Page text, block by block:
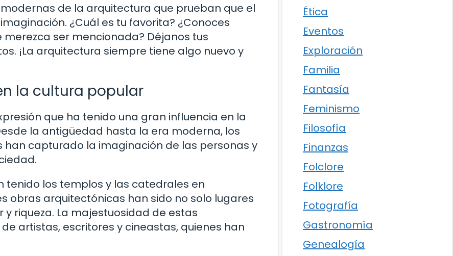
de la arquitectura que prueban que el
¿Cuál es tu favorita? ¿Conoces
ser mencionada? Déjanos tus
¡La arquitectura siempre tiene algo nuevo y
la cultura popular
que ha tenido una gran influencia en la
la antigüedad hasta la era moderna, los
capturado la imaginación de las personas y
tenido los templos y las catedrales en
obras arquitectónicas han sido no solo lugares
riqueza. La majestuosidad de estas
artistas, escritores y cineastas, quienes han
Ética
Eventos
Exploración
Familia
Fantasía
Feminismo
Filosofía
Finanzas
Folclore
Folklore
Fotografía
Gastronomía
Genealogía